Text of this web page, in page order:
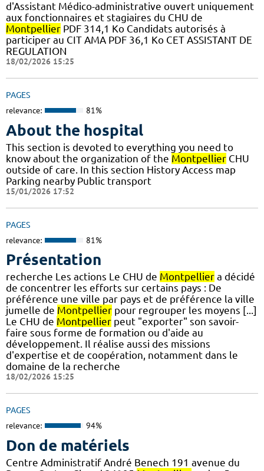
d'Assistant Médico-administrative ouvert uniquement
aux fonctionnaires et stagiaires du CHU de
Montpellier PDF 314,1 Ko Candidats autorisés à
participer au CIT AMA PDF 36,1 Ko CET ASSISTANT DE
REGULATION
18/02/2026 15:25
PAGES
relevance: 81%
About the hospital
This section is devoted to everything you need to
know about the organization of the Montpellier CHU
outside of care. In this section History Access map
Parking nearby Public transport
15/01/2026 17:52
PAGES
relevance: 81%
Présentation
recherche Les actions Le CHU de Montpellier a décidé
de concentrer les efforts sur certains pays : De
préférence une ville par pays et de préférence la ville
jumelle de Montpellier pour regrouper les moyens [...]
Le CHU de Montpellier peut "exporter" son savoir-
faire sous forme de formation ou d'aide au
développement. Il réalise aussi des missions
d'expertise et de coopération, notamment dans le
domaine de la recherche
18/02/2026 15:25
PAGES
relevance: 94%
Don de matériels
Centre Administratif André Benech 191 avenue du